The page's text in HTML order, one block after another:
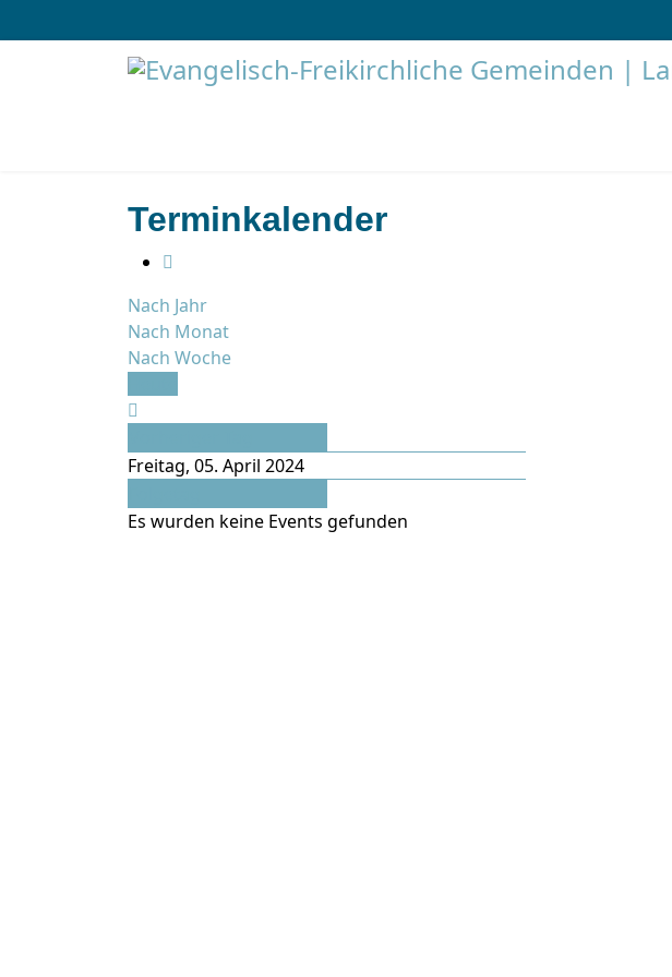
Terminkalender
Nach Jahr
Nach Monat
Nach Woche
Freitag, 05. April 2024
Es wurden keine Events gefunden